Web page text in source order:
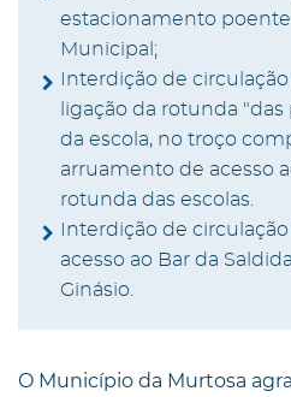
estacionamento
Municipal;
Interdição de
ligação da rotunda
da escola, no troço
arruamento de acesso
rotunda das escolas.
Interdição de
acesso ao Bar da
Ginásio.
O Município da Murtosa